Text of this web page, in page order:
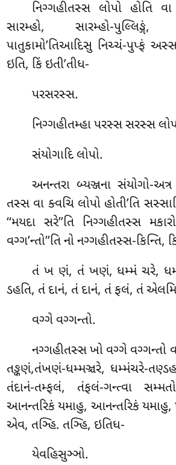
નિગ્ગહીતસ્સ લોપો હોતિ વા
સારમ્હો, સારમ્હો-પુલ્લિઙ્ગં,
પાતુકામો’તિઆદિસુ નિચ્ચં-પુપ્ફં
ઇતિ, કિં ઇતી’તીધ-
પરસરસ્સ.
નિગ્ગહીતમ્હા પરસ્સ સરસ્સ
સંયોગાદિ લોપો.
અનન્તરા બ્યઞ્જના સંયોગો-
તસ્સ વા ક્વચિ લોપો હોતી’તિ
‘‘મયદા સરે’’તિ નિગ્ગહીતસ્સ
વગ્ગ’ન્તો’’તિ નો નગ્ગહીતસ્સ-કિન્તિ,
તં ખ ણં, તં ખણં, ધમ્મં ચરે,
ડહતિ, તં દાનં, તં દાનં, તં ફલં, તં
વગ્ગે વગ્ગન્તો.
નગ્ગહીતસ્સ ખો વગ્ગે વગ્ગન્તો
તઙ્કણં,તંખણં-ધમ્મઞ્ચરે, ધમ્મંચરે-
તંદાનં-તમ્ફલં, તંફલં-ગન્ત્વા
આનન્તરિકં યમાહુ, આનન્તરિકં યમાહુ,
એવ, તઞ્હિ. તઞ્હિ, ઇતિધ-
યેવહિસુઞ્ઞો.